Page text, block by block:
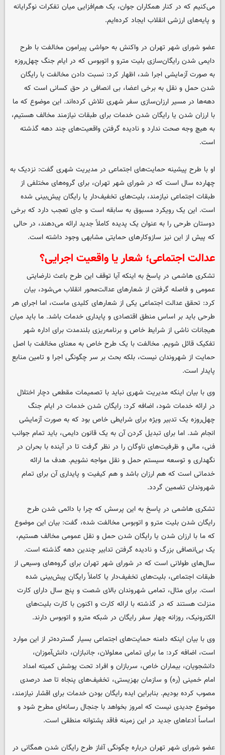
می‌کنیم که در کنار همکاران جوان، یک هم‌افزایی میان تفکرات نوگرایانه
و پایه‌های ارزشی انقلاب ایجاد کرده‌ایم.
عضو شورای شهر تهران در واکنش به حواشی پیرامون مخالفت با طرح
دایمی شدن رایگان‌سازی بلیت مترو و اتوبوس که در ایام جنگ چهل‌روزه
به صورت آزمایشی اجرا شد، اظهار کرد: نسبت دادن مخالفت با رایگان
شدن حمل و نقل به برخی اعضا، بی انصافی در حق کسانی است که
دهه‌ها در مسیر ارزان‌سازی سفر شهری تلاش کرده‌اند. این موضوع که ما
با ارزان شدن یا رایگان شدن خدمات برای طبقات نیازمند مخالف هستیم،
به هیچ وجه صحت ندارد و نادیده گرفتن واقعیت‌های چند دهه گذشته
است.
او با طرح پیشینه حمایت‌های اجتماعی در مدیریت شهری گفت: نزدیک به
چهارده سال است که در شورای شهر تهران، برای گروه‌های مختلفی از
طبقات اجتماعی نیازمند، بلیت‌های تخفیف‌دار یا رایگان پیش‌بینی شده
است. این یک رویکرد مسبوق به سابقه است و جای تعجب دارد که برخی
دوستان طرحی را به عنوان یک پدیده کاملاً جدید ارائه می‌دهند، در حالی
که پیش از این نیز سازوکارهای حمایتی مشابهی وجود داشته است.
عدالت اجتماعی؛ شعار یا واقعیت اجرایی؟
تشکری هاشمی در پاسخ به اینکه آیا توقف این طرح باعث نارضایتی
عمومی و فاصله گرفتن از شعارهای عدالت‌محور انقلاب می‌شود، بیان
کرد: تحقق عدالت اجتماعی یکی از شعارهای کلیدی ماست، اما اجرای هر
طرحی باید بر اساس منطق اقتصادی و پایداری خدمات باشد. ما باید میان
هیجانات ناشی از شرایط خاص و برنامه‌ریزی بلندمدت برای اداره شهر
تفکیک قائل شویم. مخالفت با یک طرح خاص به معنای مخالفت با اصل
حمایت از شهروندان نیست، بلکه بحث بر سر چگونگی اجرا و تامین منابع
پایدار است.
وی با بیان اینکه مدیریت شهری نباید با تصمیمات مقطعی دچار اختلال
در ارائه خدمات شود، اضافه کرد: رایگان شدن خدمات در ایام جنگ
چهل‌روزه یک تدبیر ویژه برای شرایطی خاص بود که به صورت آزمایشی
انجام شد. اما برای تبدیل کردن آن به یک قانون دایمی، باید تمام جوانب
فنی، مالی و ظرفیت‌های ناوگان را در نظر گرفت تا در آینده با بحران در
نگهداری و توسعه سیستم حمل و نقل مواجه نشویم. هدف ما ارائه
خدماتی است که هم ارزان باشد و هم کیفیت و پایداری آن برای تمام
شهروندان تضمین گردد.
تشکری هاشمی در پاسخ به این پرسش که چرا با دائمی شدن طرح
رایگان شدن بلیت مترو و اتوبوس مخالفت شده، گفت: بیان این موضوع
که ما با ارزان شدن یا رایگان شدن حمل و نقل عمومی مخالف هستیم،
یک بی‌انصافی بزرگ و نادیده گرفتن تدابیر چندین دهه گذشته است.
سال‌های طولانی است که در شورای شهر تهران برای گروه‌های وسیعی از
طبقات اجتماعی، بلیت‌های تخفیف‌دار یا کاملاً رایگان پیش‌بینی شده
است. برای مثال، تمامی شهروندان بالای شصت و پنج سال دارای کارت
منزلت هستند که در گذشته با ارائه کارت و اکنون با کارت بلیت‌های
الکترونیک، روزانه چهار سفر رایگان در شبکه مترو و اتوبوس دارند.
وی با بیان اینکه دامنه حمایت‌های اجتماعی بسیار گسترده‌تر از این موارد
است، اضافه کرد: ما برای تمامی معلولان، جانبازان، دانش‌آموزان،
دانشجویان، بیماران خاص، سربازان و افراد تحت پوشش کمیته امداد
امام خمینی (ره) و سازمان بهزیستی، تخفیف‌های پنجاه تا صد درصدی
مصوب کرده بودیم. بنابراین ایده رایگان بودن خدمات برای اقشار نیازمند،
موضوع جدیدی نیست که امروز بخواهد با جنجال رسانه‌ای مطرح شود و
اساساً ادعاهای جدید در این زمینه فاقد پشتوانه منطقی است.
عضو شورای شهر تهران درباره چگونگی آغاز طرح رایگان شدن همگانی در